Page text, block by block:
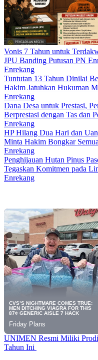
Vonis 7 Tahun untuk
JPU Banding Putusan PN
Enrekang
Tuntutan 13 Tahun Dinilai
Hakim Jatuhkan Hukuman
Enrekang
Dana Desa untuk Prestasi,
Berprestasi dengan Tas dan
Enrekang
HP Hilang Dua Hari dan
Minta Hakim Bongkar
Enrekang
Penghijauan Hutan Pinus
Tegaskan Komitmen pada
Enrekang
UNIMEN Resmi Miliki Prodi
Tahun Ini